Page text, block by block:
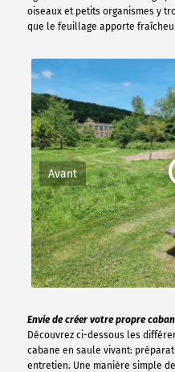
oiseaux et petits organismes y
que le feuillage apporte
Avant
Envie de créer votre propre
Découvrez ci-dessous les
cabane en saule vivant:
entretien. Une manière simple